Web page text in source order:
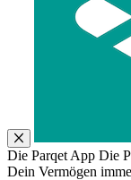
Die Parqet App Die
Dein Vermögen